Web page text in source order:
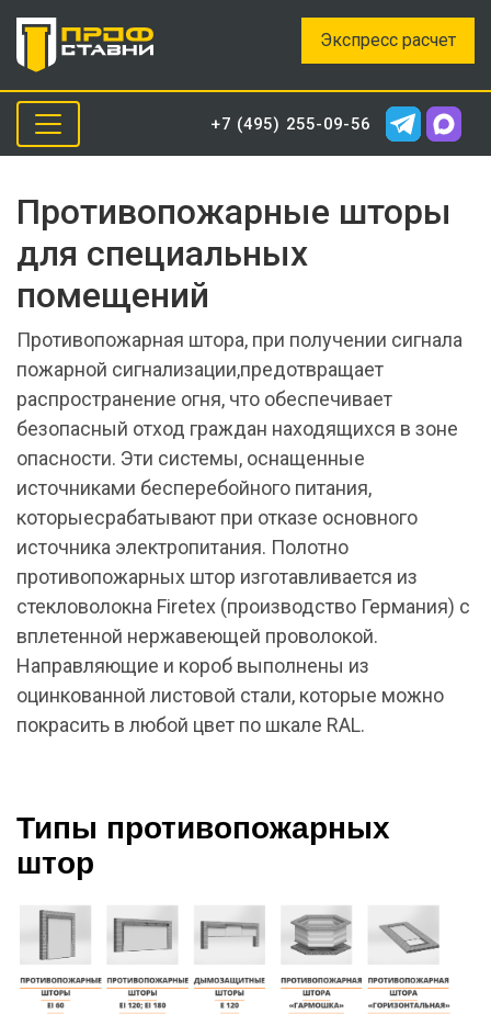
Экспресс расчет
+7 (495) 255-09-56
Противопожарные шторы
для специальных
помещений
Противопожарная штора, при получении сигнала
пожарной сигнализации,предотвращает
распространение огня, что обеспечивает
безопасный отход граждан находящихся в зоне
опасности. Эти системы, оснащенные
источниками бесперебойного питания,
которыесрабатывают при отказе основного
источника электропитания. Полотно
противопожарных штор изготавливается из
стекловолокна Firetex (производство Германия) с
вплетенной нержавеющей проволокой.
Направляющие и короб выполнены из
оцинкованной листовой стали, которые можно
покрасить в любой цвет по шкале RAL.
Типы противопожарных
штор